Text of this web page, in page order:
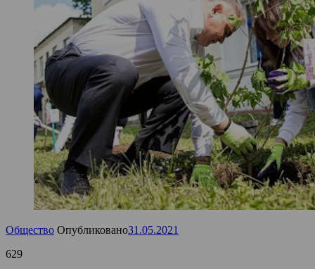
Общество Опубликовано31.05.2021
629